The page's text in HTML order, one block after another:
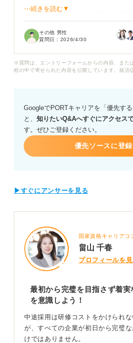
今の自分のスキルでは、新しい環
いう点が気になります。無理をして
企業が中途採用に求める「即戦力」
入社後のサポート体制を面接でスマ
についてアドバイスをお願いしま
⋯続きを読む▼
その他 男性
質問日： 2026/4/30
※質問は、エントリーフォームからの内容、また
程の中で寄せられた内容を公開しています。就活
GoogleでPORTキャリアを「優先す
と、 知りたいQ&Aへすぐにアクセス
す。ぜひご登録ください。
優先ソースに登
▶すぐにアンサーを見る
国家資格キャリアコ
畠山 千春
プロフィールを見
最初から完璧を目指さず着
を意識しよう！
中途採用は研修コストをかけられ
が、すべての企業が初日から完璧
けではありません。